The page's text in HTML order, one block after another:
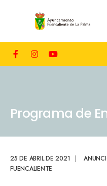
Programa de
25 DE ABRIL DE 2021 |
FUENCALIENTE